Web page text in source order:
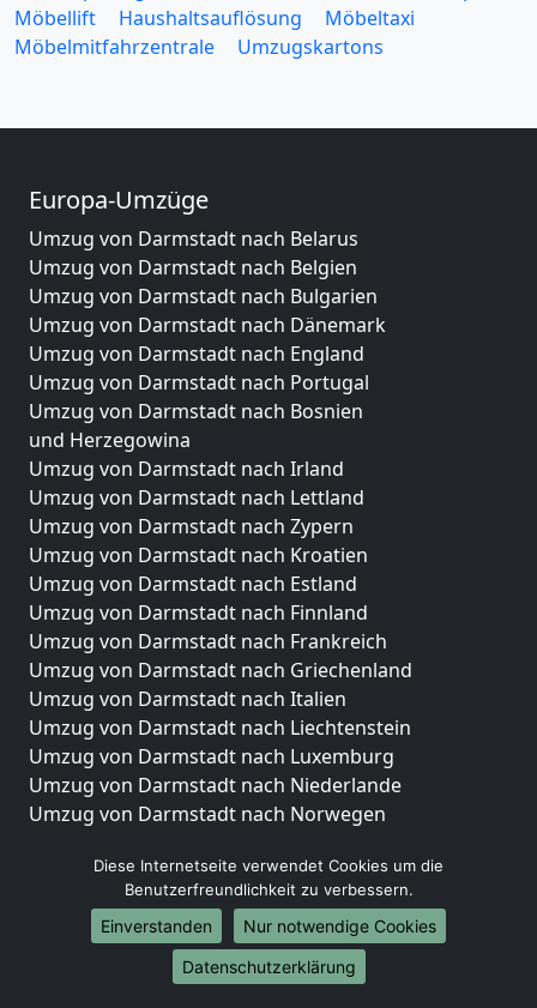
Möbellift
Haushaltsauflösung
Möbeltaxi
Möbelmitfahrzentrale
Umzugskartons
Europa-Umzüge
Umzug von Darmstadt nach Belarus
Umzug von Darmstadt nach Belgien
Umzug von Darmstadt nach Bulgarien
Umzug von Darmstadt nach Dänemark
Umzug von Darmstadt nach England
Umzug von Darmstadt nach Portugal
Umzug von Darmstadt nach Bosnien
und Herzegowina
Umzug von Darmstadt nach Irland
Umzug von Darmstadt nach Lettland
Umzug von Darmstadt nach Zypern
Umzug von Darmstadt nach Kroatien
Umzug von Darmstadt nach Estland
Umzug von Darmstadt nach Finnland
Umzug von Darmstadt nach Frankreich
Umzug von Darmstadt nach Griechenland
Umzug von Darmstadt nach Italien
Umzug von Darmstadt nach Liechtenstein
Umzug von Darmstadt nach Luxemburg
Umzug von Darmstadt nach Niederlande
Umzug von Darmstadt nach Norwegen
Umzüge-Deutschlandweit
Umzug von Darmstadt nach Berlin
Umzug von Darmstadt nach Hamburg
Umzug von Darmstadt nach München
Umzug von Darmstadt nach Köln
Diese Internetseite verwendet Cookies um die
Benutzerfreundlichkeit zu verbessern.
Einverstanden
Nur notwendige Cookies
Datenschutzerklärung